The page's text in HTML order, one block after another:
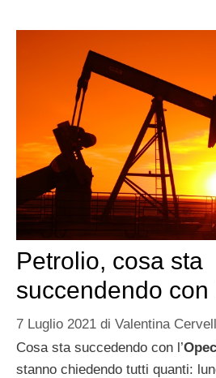
Petrolio, cosa sta
succendendo con
7 Luglio 2021 di Valentina
Cosa sta succedendo con l’Opec
stanno chiedendo tutti quanti: